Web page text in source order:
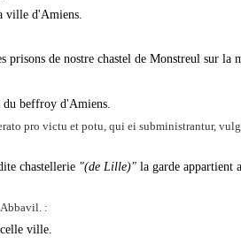
ville d'Amiens.
prisons de nostre chastel de Monstreul sur la
du beffroy d'Amiens.
pro victu et potu, qui ei subministrantur,
chastellerie
(de Lille) la garde appartient
:
ville.